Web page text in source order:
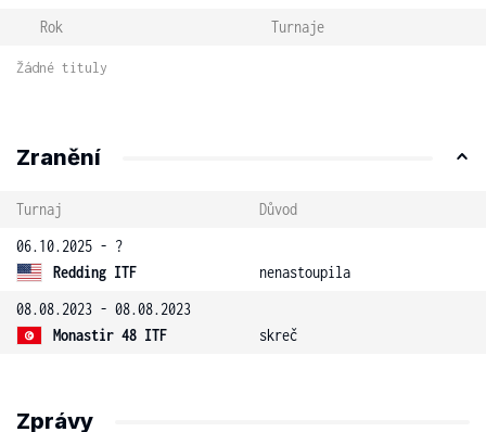
Rok Turnaje
Žádné tituly
Zranění
Turnaj
Důvod
06.10.2025 - ?
Redding ITF
nenastoupila
08.08.2023 - 08.08.2023
Monastir 48 ITF
skreč
Zprávy